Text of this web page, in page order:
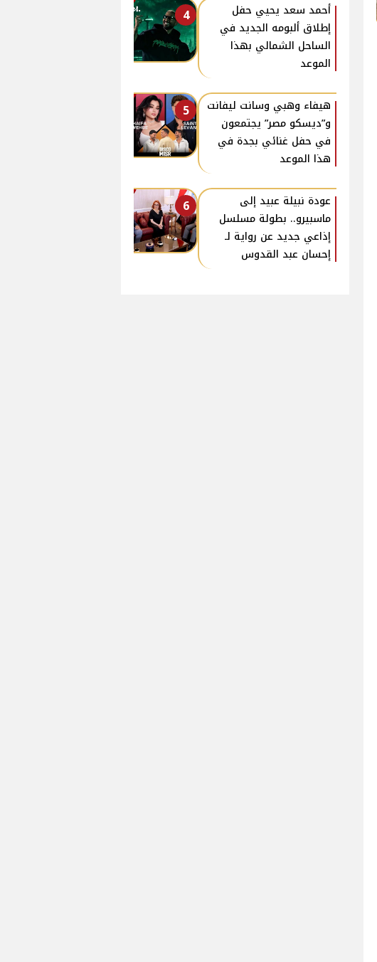
4
أحمد سعد يحيي حفل
إطلاق ألبومه الجديد في
الساحل الشمالي بهذا
الموعد
5
هيفاء وهبي وسانت ليفانت
و”ديسكو مصر” يجتمعون
في حفل غنائي بجدة في
هذا الموعد
6
عودة نبيلة عبيد إلى
ماسبيرو.. بطولة مسلسل
إذاعي جديد عن رواية لـ
إحسان عبد القدوس